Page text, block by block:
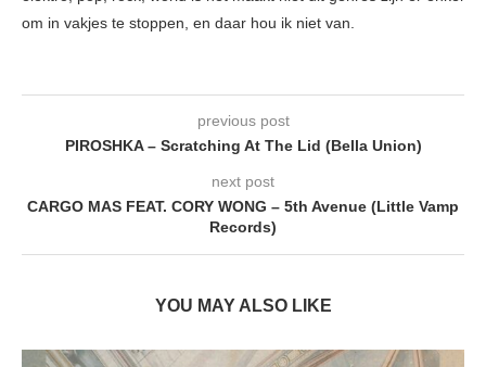
om in vakjes te stoppen, en daar hou ik niet van.
previous post
PIROSHKA – Scratching At The Lid (Bella Union)
next post
CARGO MAS FEAT. CORY WONG – 5th Avenue (Little Vamp
Records)
YOU MAY ALSO LIKE